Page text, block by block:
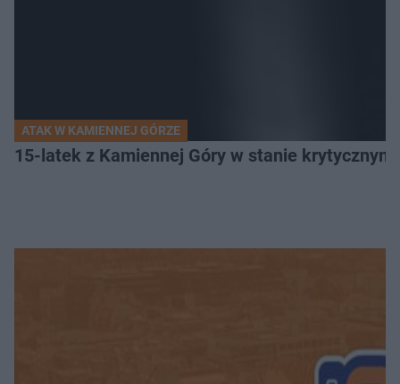
ATAK W KAMIENNEJ GÓRZE
15-latek z Kamiennej Góry w stanie